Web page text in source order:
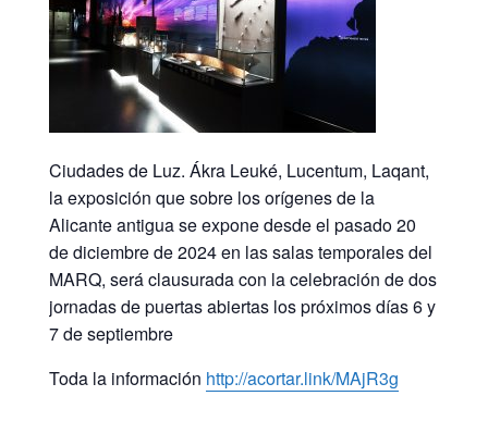
Ciudades de Luz. Ákra Leuké, Lucentum, Laqant,
la exposición que sobre los orígenes de la
Alicante antigua se expone desde el pasado 20
de diciembre de 2024 en las salas temporales del
MARQ, será clausurada con la celebración de dos
jornadas de puertas abiertas los próximos días 6 y
7 de septiembre
Toda la información http://acortar.link/MAjR3g